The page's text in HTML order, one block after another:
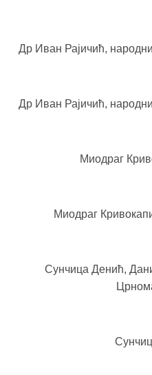
Др Иван Рајичић,
Др Иван Рајичић,
Миодраг
Миодраг
Сунчица Денић,